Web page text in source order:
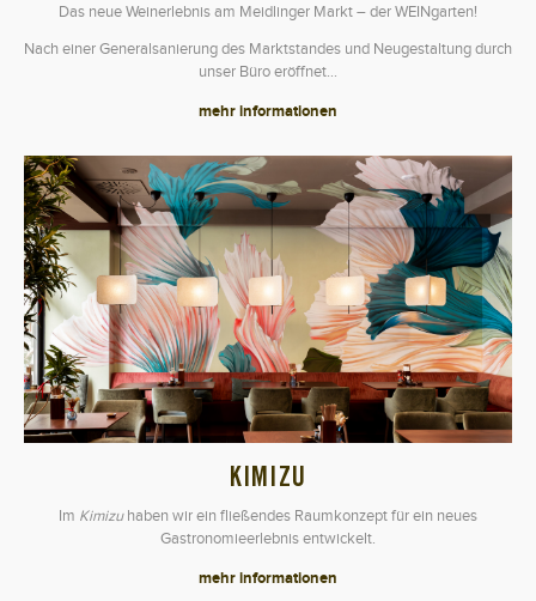
Das neue Weinerlebnis am Meidlinger Markt – der WEINgarten!
Nach einer Generalsanierung des Marktstandes und Neugestaltung durch
unser Büro eröffnet…
mehr informationen
KIMIZU
Im Kimizu haben wir ein fließendes Raumkonzept für ein neues
Gastronomieerlebnis entwickelt.
mehr informationen